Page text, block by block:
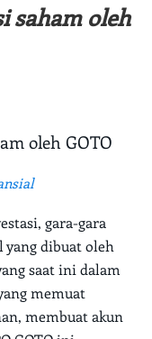
saham oleh
gara-gara
dibuat oleh
saat ini dalam
memuat
membuat akun